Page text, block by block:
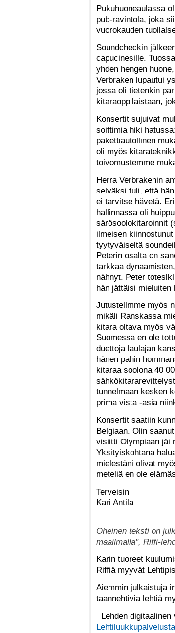
Pukuhuoneaulassa
pub-ravintola, joka
vuorokauden
Soundcheckin
capucinesille.
yhden hengen
Verbraken lupautui
jossa oli tietenkin
kitaraoppilaistaan,
Konsertit sujuivat
soittimia hiki
pakettiautollinen
oli myös
toivomustemme
Herra Verbrakenin
selväksi tuli, että
ei tarvitse hävetä.
hallinnassa oli
särösoolokitaroinnit
ilmeisen
tyytyväiseltä
Peterin osalta on
tarkkaa
nähnyt. Peter
hän jättäisi
Jutustelimme myös
mikäli Ranskassa
kitara oltava myös
Suomessa en ole
duettoja laulajan
hänen pahin
kitaraa soolona 40
tunnelmaan kesken
prima vista -asia
Konsertit saatiin
Belgiaan. Olin
visiitti Olympiaan jäi
Yksityiskohtana
mielestäni olivat
meteliä en ole
Terveisin
Kari Antila
Oheinen teksti on
maailmalla", Riffi-
Karin tuoreet
Riffiä myyvät
Aiemmin julkaistuja
taannehtivia lehtiä
Lehden
Lehtiluukkupalvelusta